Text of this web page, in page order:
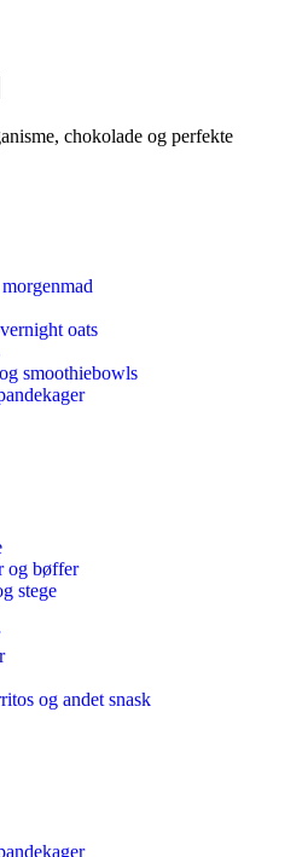
chokolade og perfekte
oats
smoothiebowls
og bøffer
stege
og andet snask